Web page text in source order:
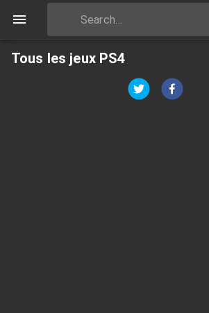
Tous les jeux PS4